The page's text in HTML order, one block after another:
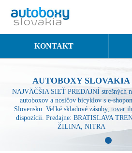
KONTAKT
AUTOBOXY SLOVAKIA
NAJVÄČŠIA SIEŤ PREDAJNÍ strešných
autoboxov a nosičov bicyklov s e-
Slovensku. Veľké skladové zásoby, tovar
dispozícii. Predajne: BRATISLAVA
ŽILINA, NITRA